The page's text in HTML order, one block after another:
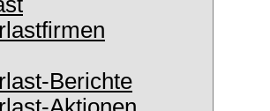
Berichte